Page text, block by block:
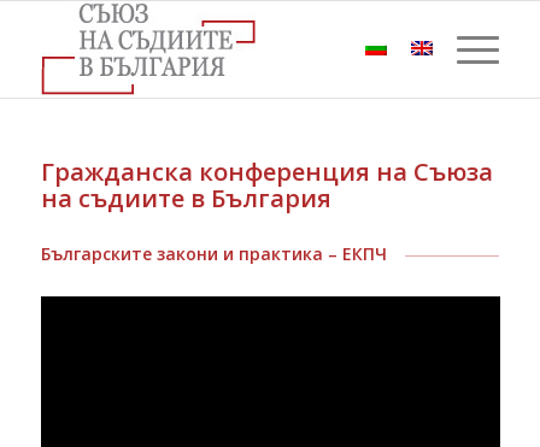
Гражданска конференция на Съюза
на съдиите в България
Българските закони и практика – ЕКПЧ